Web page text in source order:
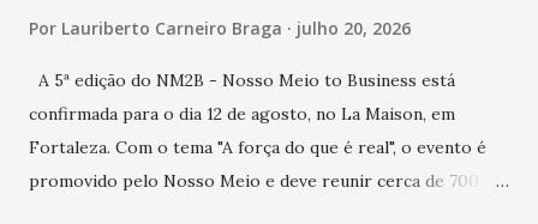
Por Lauriberto Carneiro Braga julho 20, 2026
A 5ª edição do NM2B - Nosso Meio to Business está
confirmada para o dia 12 de agosto, no La Maison, em
Fortaleza. Com o tema "A força do que é real", o evento é
promovido pelo Nosso Meio e deve reunir cerca de 700